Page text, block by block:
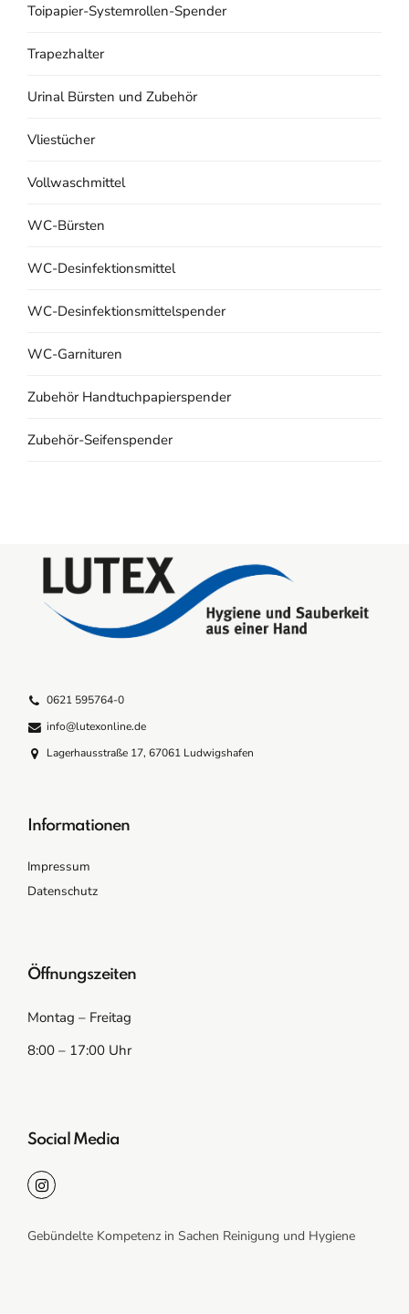
Toipapier-Systemrollen-Spender
Trapezhalter
Urinal Bürsten und Zubehör
Vliestücher
Vollwaschmittel
WC-Bürsten
WC-Desinfektionsmittel
WC-Desinfektionsmittelspender
WC-Garnituren
Zubehör Handtuchpapierspender
Zubehör-Seifenspender
0621 595764-0
info@lutexonline.de
Lagerhausstraße 17, 67061 Ludwigshafen
Informationen
Impressum
Datenschutz
Öffnungszeiten
Montag – Freitag
8:00 – 17:00 Uhr
Social Media
Gebündelte Kompetenz in Sachen Reinigung und Hygiene